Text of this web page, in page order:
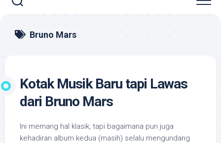
Bruno Mars
Kotak Musik Baru tapi Lawas
dari Bruno Mars
Ini memang hal klasik, tapi bagaimana pun juga
kehadiran album kedua (masih) selalu mengundang